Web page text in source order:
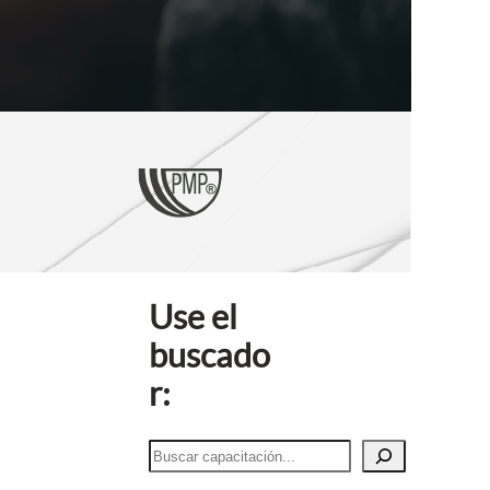
Use el
buscado
r:
B
u